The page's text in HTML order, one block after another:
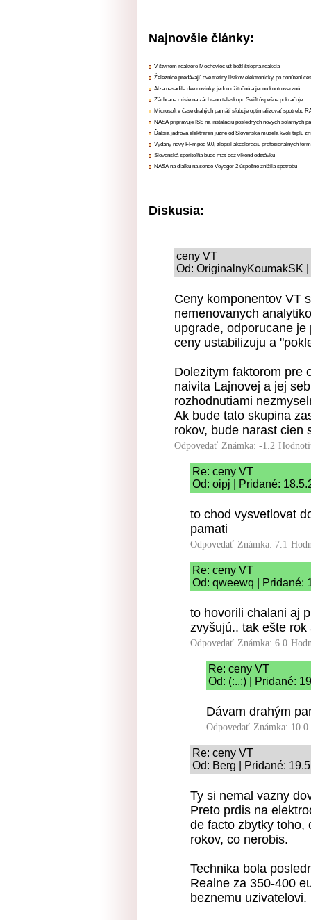
Najnovšie články:
V štvrtom reaktore Mochoviec už beží štiepna reakcia
Železnice predávajú dve tretiny lístkov elektronicky, po donútení
Alza nasadila dve novinky, jednu užitočnú a jednu kontroverznú
Záchrana misie na záchranu teleskopu Swift úspešne pokračuje
Microsoft v čase drahých pamätí sľubuje optimalizovať spotrebu
NASA pripravuje ISS na inštaláciu posledných nových solárnych
Ďalšia jadrová elektráreň južne od Slovenska musela kvôli teplu
Vydaný nový FFmpeg 9.0, zlepšil akceleráciu profesionálnych
Slovenská sporiteľňa bude mať cez víkend odstávku
NASA na diaľku na sonde Voyager 2 úspešne znížila spotrebu
Diskusia:
ceny VT
Od: OriginalnyKoumakSK
Ceny komponentov VT
nemenovanych
upgrade, odporucane
ceny ustabilizuju a
Dolezitym faktorom pre
naivita Lajnovej a jej
rozhodnutiami
Ak bude tato skupina
rokov, bude narast cien
Odpovedať Známka: -1.2
Re: ceny VT
Od: oipj | Pridané:
to chod vysvetlovat
pamati
Odpovedať Známka: 7.1
Re: ceny VT
Od: qweewq | Pridané:
to hovorili chalani aj
zvyšujú.. tak ešte
Odpovedať Známka: 6.0
Re: ceny VT
Od: (:..:) | Pridané:
Dávam drahým
Odpovedať Známka: 10.0
Re: ceny VT
Od: Berg | Pridané:
Ty si nemal vazny
Preto prdis na
de facto zbytky toho,
rokov, co nerobis.
Technika bola
Realne za 350-400
beznemu uzivatelovi.